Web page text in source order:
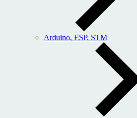
Arduino, ESP, STM